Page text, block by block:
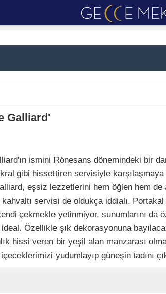
Galliard'
ismini Rönesans dönemindeki bir
kral gibi hissettiren servisiyle
eşsiz lezzetlerini hem öğlen hem
servisi de oldukça iddialı.
çekmekle yetinmiyor, sunumlarını
Özellikle şık dekorasyonuna
hissi veren bir yeşil alan manzarası
yudumlayıp güneşin tadını